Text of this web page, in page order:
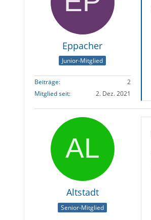
Eppacher
Junior-Mitglied
Beiträge
2
Mitglied seit
2. Dez. 2021
Altstadt
Senior-Mitglied